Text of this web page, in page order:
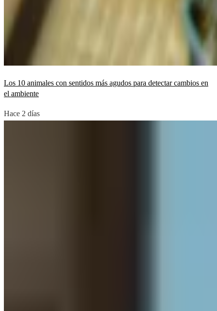
Los 10 animales con sentidos más agudos para detectar cambios en
el ambiente
Hace 2 días